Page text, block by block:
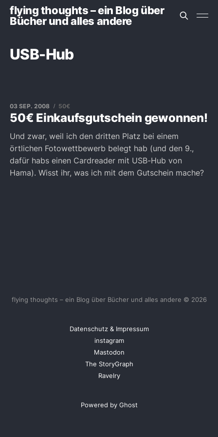
flying thoughts – ein Blog über
Bücher und alles andere
USB-Hub
50€ Einkaufsgutschein gewonnen!
03 SEP. 2008 50€
Und zwar, weil ich den dritten Platz bei einem
örtlichen Fotowettbewerb belegt hab (und den 9.,
dafür habs einen Cardreader mit USB-Hub von
Hama). Wisst ihr, was ich mit dem Gutschein mache?
flying thoughts – ein Blog über Bücher und alles andere © 2026
Datenschutz & Impressum
instagram
Mastodon
The StoryGraph
Ravelry
Powered by Ghost